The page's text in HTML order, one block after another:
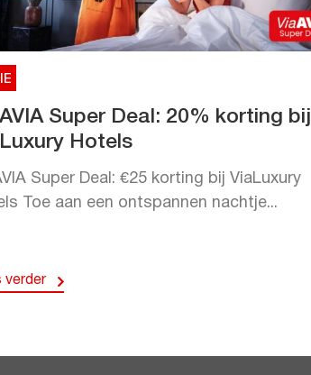
Super Deal: 20% korting bij
Hotels
Super Deal: €25 korting bij ViaLuxury
Toe aan een ontspannen nachtje...
verder